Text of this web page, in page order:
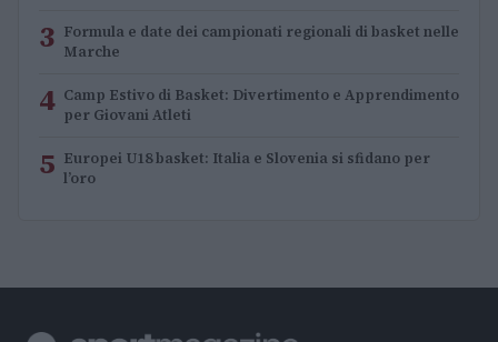
3 Formula e date dei campionati regionali di basket nelle
Marche
4 Camp Estivo di Basket: Divertimento e Apprendimento
per Giovani Atleti
5 Europei U18 basket: Italia e Slovenia si sfidano per
l’oro